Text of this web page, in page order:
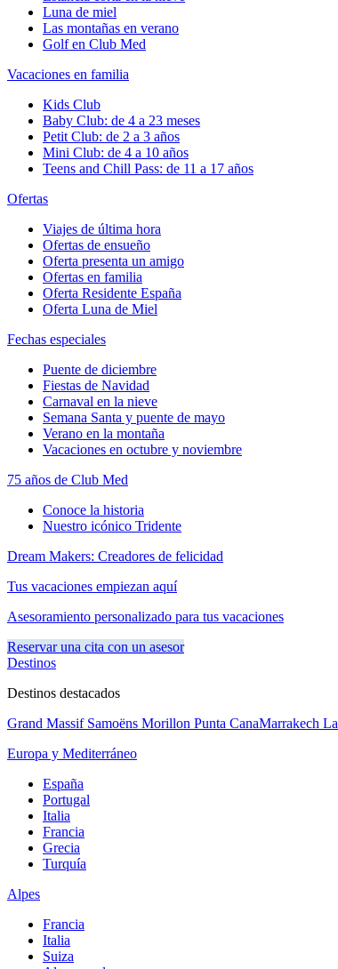
Luna de miel
Las montañas en verano
Golf en Club Med
Vacaciones en familia
Kids Club
Baby Club: de 4 a 23 meses
Petit Club: de 2 a 3 años
Mini Club: de 4 a 10 años
Teens and Chill Pass: de 11 a 17 años
Ofertas
Viajes de última hora
Ofertas de ensueño
Oferta presenta un amigo
Ofertas en familia
Oferta Residente España
Oferta Luna de Miel
Fechas especiales
Puente de diciembre
Fiestas de Navidad
Carnaval en la nieve
Semana Santa y puente de mayo
Verano en la montaña
Vacaciones en octubre y noviembre
75 años de Club Med
Conoce la historia
Nuestro icónico Tridente
Dream Makers: Creadores de felicidad
Tus vacaciones empiezan aquí
Asesoramiento personalizado para tus vacaciones
Reservar una cita con un asesor
Destinos
Destinos destacados
Grand Massif Samoëns Morillon Punta CanaMarrakech
Europa y Mediterráneo
España
Portugal
Italia
Francia
Grecia
Turquía
Alpes
Francia
Italia
Suiza